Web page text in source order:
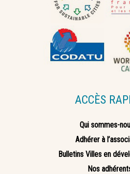
ACCÈS
Qui sommes-
Adhérer à
Bulletins Villes en
Nos